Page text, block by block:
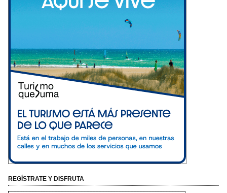
REGÍSTRATE Y DISFRUTA